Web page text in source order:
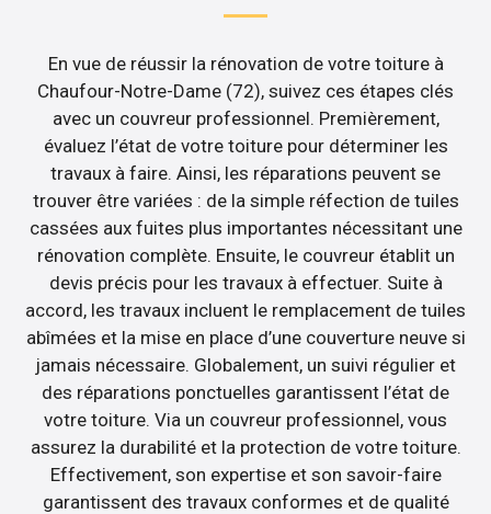
En vue de réussir la rénovation de votre toiture à
Chaufour-Notre-Dame (72), suivez ces étapes clés
avec un couvreur professionnel. Premièrement,
évaluez l’état de votre toiture pour déterminer les
travaux à faire. Ainsi, les réparations peuvent se
trouver être variées : de la simple réfection de tuiles
cassées aux fuites plus importantes nécessitant une
rénovation complète. Ensuite, le couvreur établit un
devis précis pour les travaux à effectuer. Suite à
accord, les travaux incluent le remplacement de tuiles
abîmées et la mise en place d’une couverture neuve si
jamais nécessaire. Globalement, un suivi régulier et
des réparations ponctuelles garantissent l’état de
votre toiture. Via un couvreur professionnel, vous
assurez la durabilité et la protection de votre toiture.
Effectivement, son expertise et son savoir-faire
garantissent des travaux conformes et de qualité